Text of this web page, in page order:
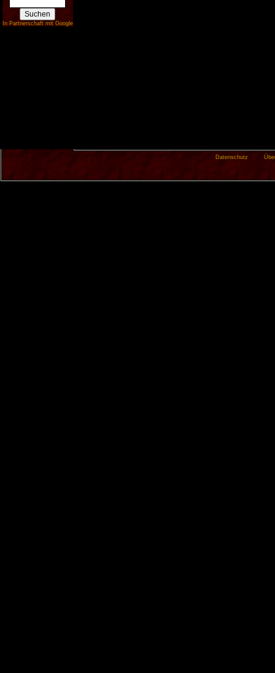
In Partnerschaft mit Google
Datenschutz